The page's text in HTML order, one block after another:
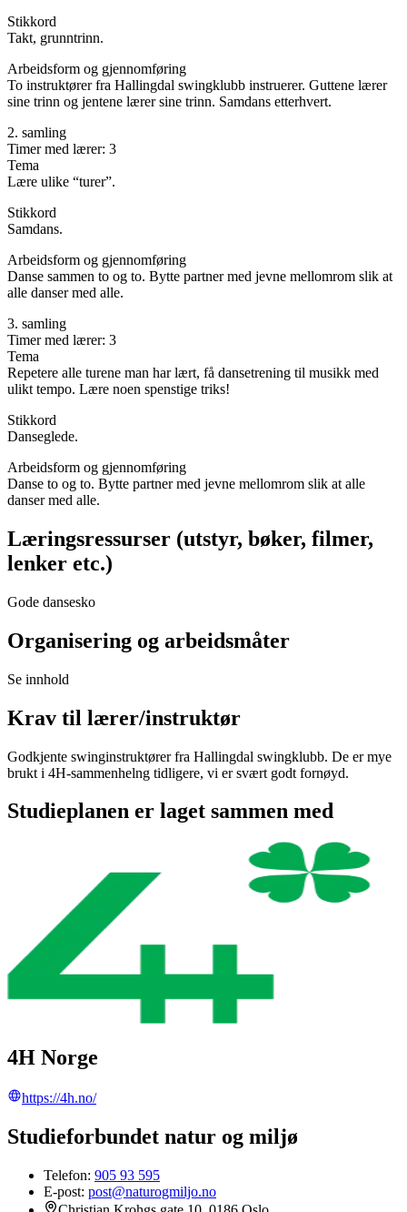
Stikkord
Takt, grunntrinn.
Arbeidsform og gjennomføring
To instruktører fra Hallingdal swingklubb instruerer. Guttene lærer
sine trinn og jentene lærer sine trinn. Samdans etterhvert.
2. samling
Timer med lærer: 3
Tema
Lære ulike “turer”.
Stikkord
Samdans.
Arbeidsform og gjennomføring
Danse sammen to og to. Bytte partner med jevne mellomrom slik at
alle danser med alle.
3. samling
Timer med lærer: 3
Tema
Repetere alle turene man har lært, få dansetrening til musikk med
ulikt tempo. Lære noen spenstige triks!
Stikkord
Danseglede.
Arbeidsform og gjennomføring
Danse to og to. Bytte partner med jevne mellomrom slik at alle
danser med alle.
Læringsressurser (utstyr, bøker, filmer,
lenker etc.)
Gode dansesko
Organisering og arbeidsmåter
Se innhold
Krav til lærer/instruktør
Godkjente swinginstruktører fra Hallingdal swingklubb. De er mye
brukt i 4H-sammenhelng tidligere, vi er svært godt fornøyd.
Studieplanen er laget sammen med
4H Norge
https://4h.no/
Studieforbundet natur og miljø
Telefon: 905 93 595
E-post: post@naturogmiljo.no